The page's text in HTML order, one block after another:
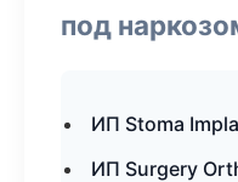
под
ИП Stoma
ИП Surgery